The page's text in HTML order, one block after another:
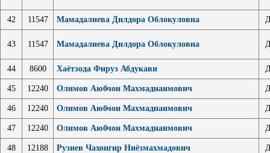
42 11547 Мамадалиева Дилдора Облокуловна
43 11547 Мамадалиева Дилдора Облокуловна
44 8600 Хаётзода Фируз Абдукави
45 12240 Олимов Аюбчон Махмаднаимович
46 12240 Олимов Аюбчон Махмаднаимович
47 12240 Олимов Аюбчон Махмаднаимович
48 12188 Рузиев Чахонгир Ниёзмахмадович